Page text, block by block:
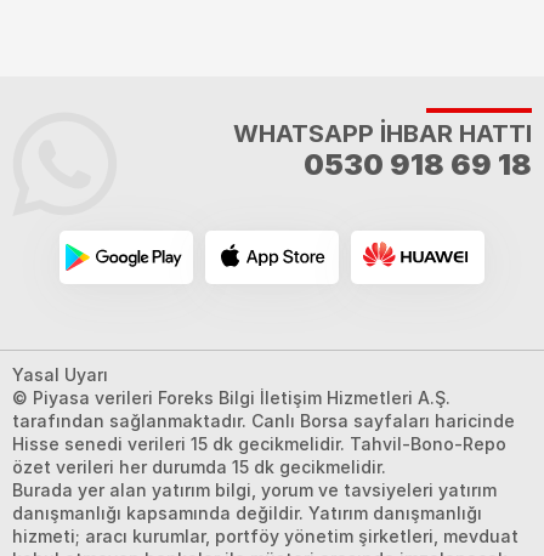
WHATSAPP İHBAR HATTI
0530 918 69 18
Yasal Uyarı
© Piyasa verileri Foreks Bilgi İletişim Hizmetleri A.Ş.
tarafından sağlanmaktadır. Canlı Borsa sayfaları haricinde
Hisse senedi verileri 15 dk gecikmelidir. Tahvil-Bono-Repo
özet verileri her durumda 15 dk gecikmelidir.
Burada yer alan yatırım bilgi, yorum ve tavsiyeleri yatırım
danışmanlığı kapsamında değildir. Yatırım danışmanlığı
hizmeti; aracı kurumlar, portföy yönetim şirketleri, mevduat